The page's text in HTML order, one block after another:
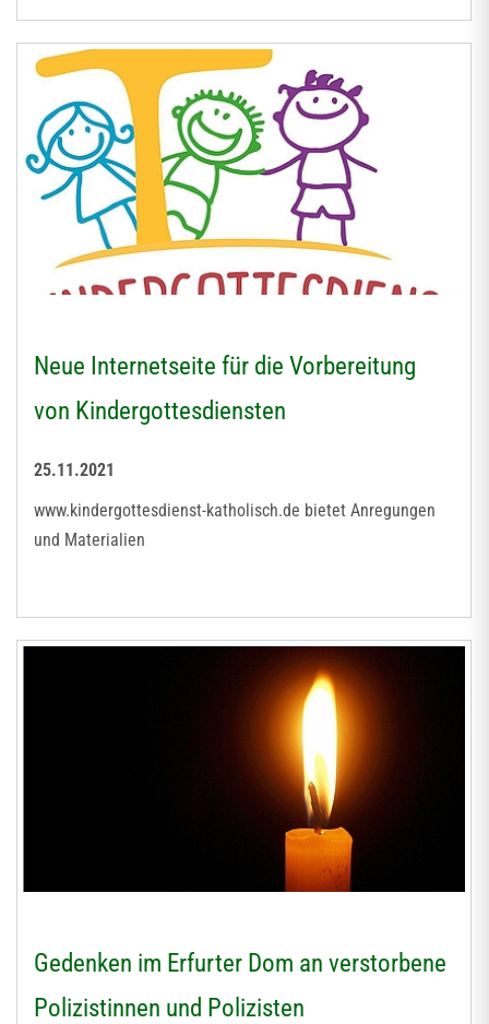
Neue Internetseite für die Vorbereitung
von Kindergottesdiensten
25.11.2021
www.kindergottesdienst-katholisch.de bietet Anregungen
und Materialien
Gedenken im Erfurter Dom an verstorbene
Polizistinnen und Polizisten